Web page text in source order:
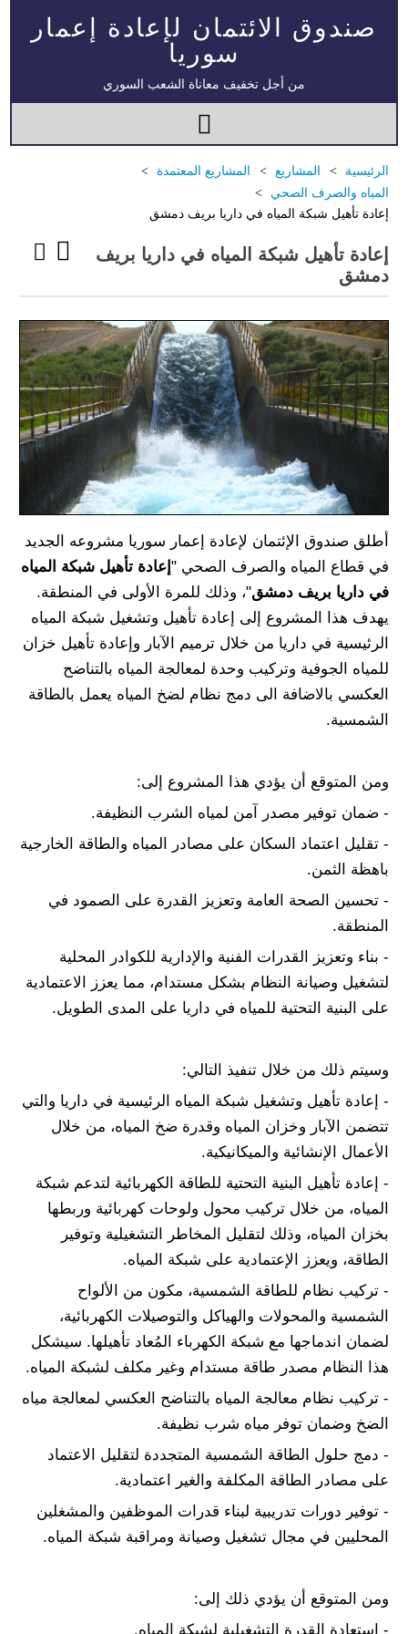
صندوق الائتمان لإعادة إعمار
سوريا
من أجل تخفيف معاناة الشعب السوري
الرئيسية المشاريع
المشاريع المعتمدة
المياه والصرف الصحي
إعادة تأهيل شبكة المياه في داريا بريف دمشق
إعادة تأهيل شبكة المياه في داريا بريف
دمشق
أطلق صندوق الإئتمان لإعادة إعمار سوريا مشروعه الجديد
في قطاع المياه والصرف الصحي "إعادة تأهيل شبكة المياه
في داريا بريف دمشق"، وذلك للمرة الأولى في المنطقة.
يهدف هذا المشروع إلى إعادة تأهيل وتشغيل شبكة المياه
الرئيسية في داريا من خلال ترميم الآبار وإعادة تأهيل خزان
للمياه الجوفية وتركيب وحدة لمعالجة المياه بالتناضح
العكسي بالاضافة الى دمج نظام لضخ المياه يعمل بالطاقة
الشمسية.
ومن المتوقع أن يؤدي هذا المشروع إلى:
- ضمان توفير مصدر آمن لمياه الشرب النظيفة.
- تقليل اعتماد السكان على مصادر المياه والطاقة الخارجية
باهظة الثمن.
- تحسين الصحة العامة وتعزيز القدرة على الصمود في
المنطقة.
- بناء وتعزيز القدرات الفنية والإدارية للكوادر المحلية
لتشغيل وصيانة النظام بشكل مستدام، مما يعزز الاعتمادية
على البنية التحتية للمياه في داريا على المدى الطويل.
وسيتم ذلك من خلال تنفيذ التالي:
- إعادة تأهيل وتشغيل شبكة المياه الرئيسية في داريا والتي
تتضمن الآبار وخزان المياه وقدرة ضخ المياه، من خلال
الأعمال الإنشائية والميكانيكية.
- إعادة تأهيل البنية التحتية للطاقة الكهربائية لتدعم شبكة
المياه، من خلال تركيب محول ولوحات كهربائية وربطها
بخزان المياه، وذلك لتقليل المخاطر التشغيلية وتوفير
الطاقة، ويعزز الإعتمادية على شبكة المياه.
- تركيب نظام للطاقة الشمسية، مكون من الألواح
الشمسية والمحولات والهياكل والتوصيلات الكهربائية،
لضمان اندماجها مع شبكة الكهرباء المُعاد تأهيلها. سيشكل
هذا النظام مصدر طاقة مستدام وغير مكلف لشبكة المياه.
- تركيب نظام معالجة المياه بالتناضح العكسي لمعالجة مياه
الضخ وضمان توفر مياه شرب نظيفة.
- دمج حلول الطاقة الشمسية المتجددة لتقليل الاعتماد
على مصادر الطاقة المكلفة والغير اعتمادية.
- توفير دورات تدريبية لبناء قدرات الموظفين والمشغلين
المحليين في مجال تشغيل وصيانة ومراقبة شبكة المياه.
ومن المتوقع أن يؤدي ذلك إلى:
- استعادة القدرة التشغيلية لشبكة المياه.